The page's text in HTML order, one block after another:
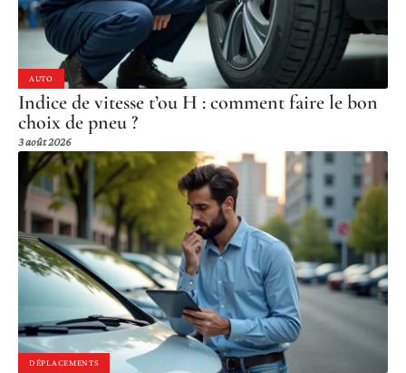
AUTO
Indice de vitesse t’ou H : comment faire le bon
choix de pneu ?
3 août 2026
DÉPLACEMENTS